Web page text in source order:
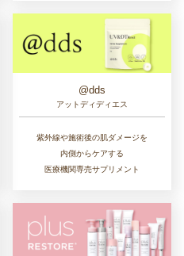
@dds
アットディディエス
紫外線や施術後の肌ダメージを
内側からケアする
医療機関専売サプリメント